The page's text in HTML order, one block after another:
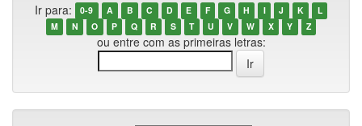
Ir para: 0-9 A B C D E F G H I J K
L
M
N O P Q R S T U V W X Y Z
ou entre com as primeiras letras: